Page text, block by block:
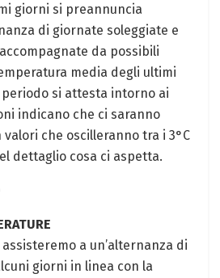
giorni si preannuncia
di giornate soleggiate e
da possibili
media degli ultimi
si attesta intorno ai
indicano che ci saranno
che oscilleranno tra i 3°C
dettaglio cosa ci aspetta.
a un’alternanza di
giorni in linea con la